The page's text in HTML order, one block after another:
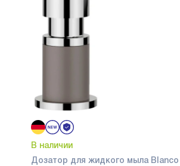
В наличии
Дозатор для жидкого мыла